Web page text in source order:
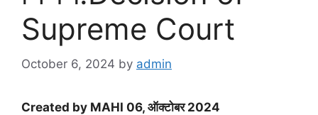
Supreme Court
October 6, 2024 by admin
Created by MAHI 06, ऑक्टोबर 2024